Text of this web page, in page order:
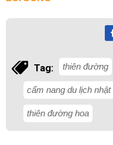
Tag: thiên đường
cẩm nang du lịch nhật
thiên đường hoa